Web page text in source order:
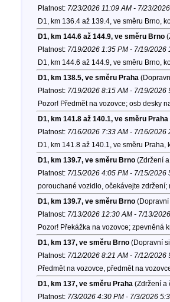
Platnost: 7/23/2026 11:09 AM - 7/23/
D1, km 136.4 až 139.4, ve směru Brno,
D1, km 144.6 až 144.9, ve směru Brno
Platnost: 7/19/2026 1:35 PM - 7/19/2026
D1, km 144.6 až 144.9, ve směru Brno,
D1, km 138.5, ve směru Praha
Platnost: 7/19/2026 8:15 AM - 7/19/2026
Pozor! Předmět na vozovce; osb desky
D1, km 141.8 až 140.1, ve směru Praha
Platnost: 7/16/2026 7:33 AM - 7/16/2026
D1, km 141.8 až 140.1, ve směru Praha,
D1, km 139.7, ve směru Brno(Zdržení
Platnost: 7/15/2026 4:05 PM - 7/15/2026
porouchané vozidlo, očekávejte
D1, km 139.7, ve směru Brno(Dopravní
Platnost: 7/13/2026 12:30 AM - 7/13/
Pozor! Překážka na vozovce; zpevněná
D1, km 137, ve směru Brno(Dopravní
Platnost: 7/12/2026 8:21 AM - 7/12/2026
Předmět na vozovce, předmět na
D1, km 137, ve směru Praha (Zdržení a
Platnost: 7/3/2026 4:30 PM - 7/3/2026